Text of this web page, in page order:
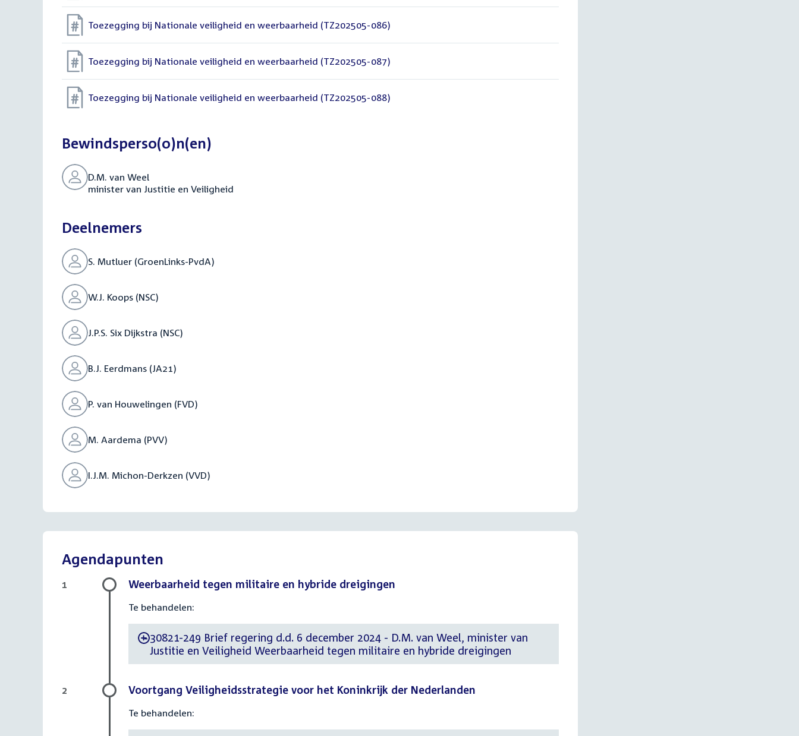
Toezegging bij Nationale veiligheid en weerbaarheid (TZ202505-086)
Toezegging bij Nationale veiligheid en weerbaarheid (TZ202505-087)
Toezegging bij Nationale veiligheid en weerbaarheid (TZ202505-088)
Bewindsperso(o)n(en)
D.M. van Weel
minister van Justitie en Veiligheid
Deelnemers
S. Mutluer (GroenLinks-PvdA)
W.J. Koops (NSC)
J.P.S. Six Dijkstra (NSC)
B.J. Eerdmans (JA21)
P. van Houwelingen (FVD)
M. Aardema (PVV)
I.J.M. Michon-Derkzen (VVD)
Agendapunten
Weerbaarheid tegen militaire en hybride dreigingen
Te behandelen:
-30821-249 Brief regering d.d. 6 december 2024 - D.M. van Weel, minister van
Justitie en Veiligheid Weerbaarheid tegen militaire en hybride dreigingen
1
Voortgang Veiligheidsstrategie voor het Koninkrijk der Nederlanden
Te behandelen:
2